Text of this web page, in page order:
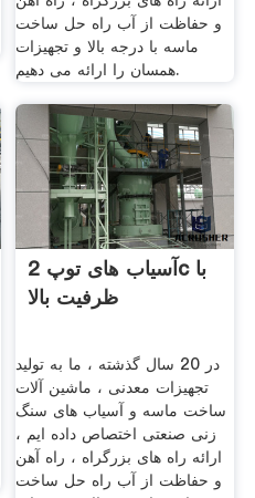
و حفاظت از آب راه حل ساخت
ماسه با درجه بالا و تجهیزات
همسان را ارائه می دهیم.
آسیاب های توپ 2c با
ظرفیت بالا
در 20 سال گذشته ، ما به تولید
تجهیزات معدنی ، ماشین آلات
ساخت ماسه و آسیاب های سنگ
زنی صنعتی اختصاص داده ایم ،
ارائه راه های بزرگراه ، راه آهن
و حفاظت از آب راه حل ساخت